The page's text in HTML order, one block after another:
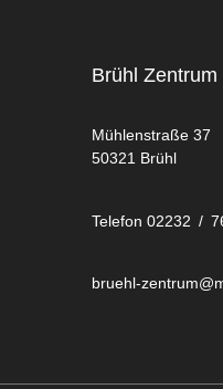
Brühl Zentrum
Mühlenstraße 37
50321 Brühl
Telefon 02232 /
bruehl-